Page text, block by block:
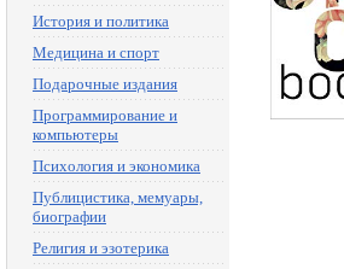
История и политика
Медицина и спорт
Подарочные издания
Программирование и
компьютеры
Психология и экономика
Публицистика, мемуары,
биографии
Религия и эзотерика